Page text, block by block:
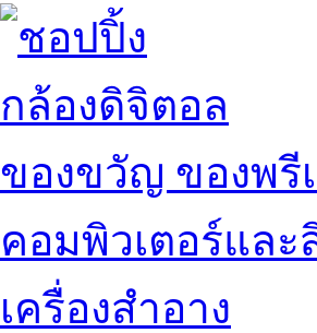
กล้องดิจิตอล
ของขวัญ ของพรี
คอมพิวเตอร์แล
เครื่องสำอาง